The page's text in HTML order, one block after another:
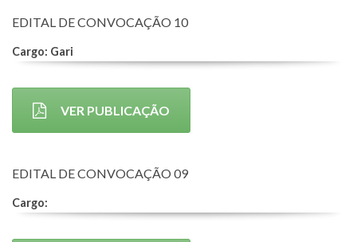
EDITAL DE CONVOCAÇÃO 10
Cargo: Gari
VER PUBLICAÇÃO
EDITAL DE CONVOCAÇÃO 09
Cargo: